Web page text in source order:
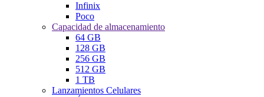
Infinix
Poco
Capacidad de almacenamiento
64 GB
128 GB
256 GB
512 GB
1 TB
Lanzamientos Celulares